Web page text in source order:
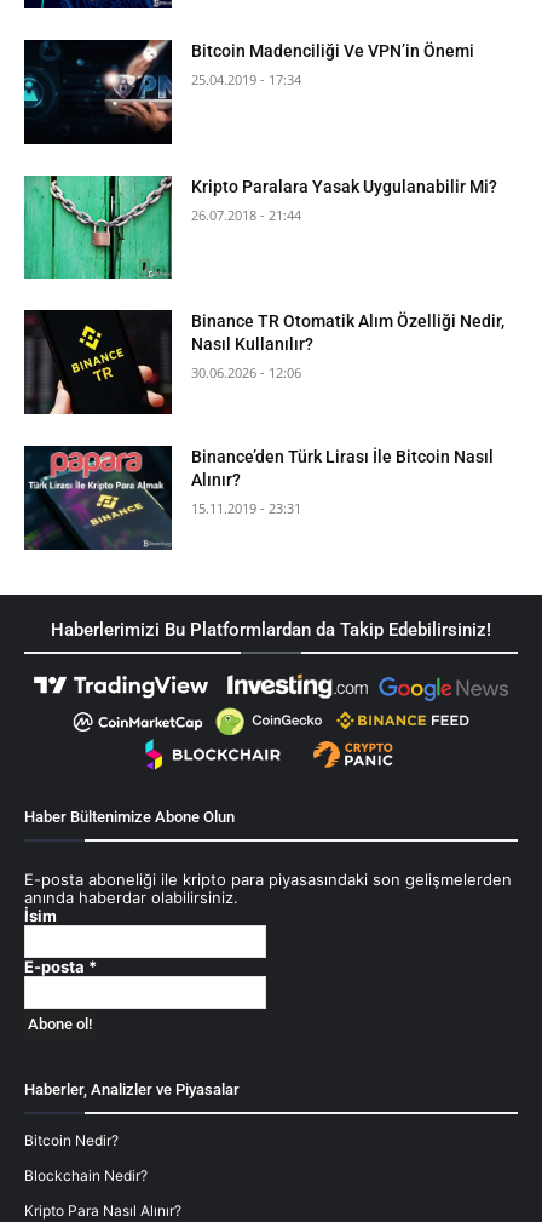
Bitcoin Madenciliği Ve VPN’in Önemi
25.04.2019 - 17:34
Kripto Paralara Yasak Uygulanabilir Mi?
26.07.2018 - 21:44
Binance TR Otomatik Alım Özelliği Nedir,
Nasıl Kullanılır?
30.06.2026 - 12:06
Binance’den Türk Lirası İle Bitcoin Nasıl
Alınır?
15.11.2019 - 23:31
Haberlerimizi Bu Platformlardan da Takip Edebilirsiniz!
Haber Bültenimize Abone Olun
E-posta aboneliği ile kripto para piyasasındaki son gelişmelerden
anında haberdar olabilirsiniz.
İsim
E-posta *
Haberler, Analizler ve Piyasalar
Bitcoin Nedir?
Blockchain Nedir?
Kripto Para Nasıl Alınır?